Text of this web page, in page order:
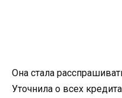
Она стала
Уточнила о всех